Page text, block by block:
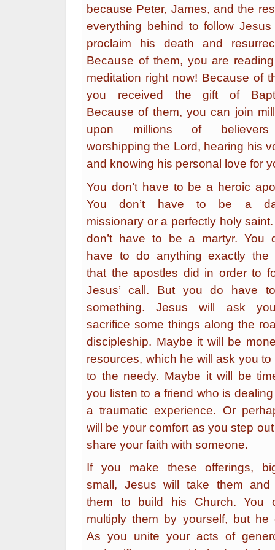
because Peter, James, and the
everything behind to follow
proclaim his death and
Because of them, you are
meditation right now! Because of
you received the gift of
Because of them, you can join
upon millions of
worshipping the Lord, hearing his
and knowing his personal love for
You don’t have to be a heroic
You don’t have to be a
missionary or a perfectly holy
don’t have to be a martyr. You
have to do anything exactly the
that the apostles did in order to
Jesus’ call. But you do have
something. Jesus will ask
sacrifice some things along the
discipleship. Maybe it will be
resources, which he will ask you to
to the needy. Maybe it will be
you listen to a friend who is
a traumatic experience. Or
will be your comfort as you step
share your faith with someone.
If you make these offerings,
small, Jesus will take them and
them to build his Church. You
multiply them by yourself, but he
As you unite your acts of